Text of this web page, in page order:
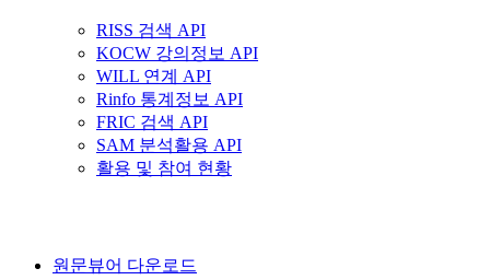
RISS 검색 API
KOCW 강의정보 API
WILL 연계 API
Rinfo 통계정보 API
FRIC 검색 API
SAM 분석활용 API
활용 및 참여 현황
원문뷰어 다운로드